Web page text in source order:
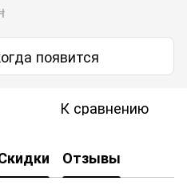
появится
К сравнению
Отзывы